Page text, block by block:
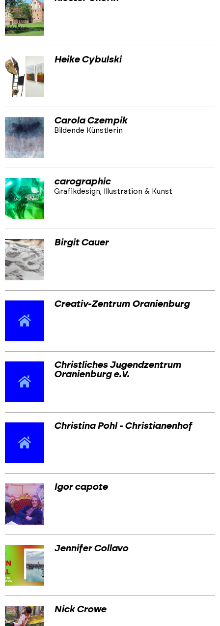
Heike Cybulski
Carola Czempik
Bildende Künstlerin
carographic
Grafikdesign, Illustration & Kunst
Birgit Cauer
Creativ-Zentrum Oranienburg
Christliches Jugendzentrum
Oranienburg e.V.
Christina Pohl - Christianenhof
Igor capote
Jennifer Collavo
Nick Crowe